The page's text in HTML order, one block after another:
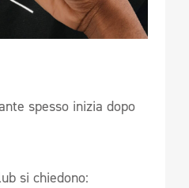
spesso inizia dopo
si chiedono: